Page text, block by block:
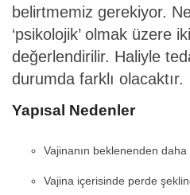
belirtmemiz gerekiyor.
‘psikolojik’ olmak üzere
değerlendirilir. Haliyle
durumda farklı olacaktır.
Yapısal Nedenler
Vajinanın beklenenden daha
Vajina içerisinde perde